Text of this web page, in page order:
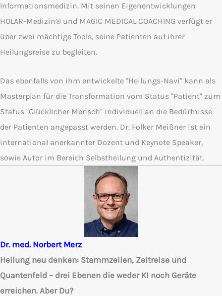
Informationsmedizin. Mit seinen Eigenentwicklungen
HOLAR-Medizin® und MAGIC MEDICAL COACHING verfügt er
über zwei mächtige Tools, seine Patienten auf ihrer
Heilungsreise zu begleiten.
Das ebenfalls von ihm entwickelte "Heilungs-Navi" kann als
Masterplan für die Transformation vom Status "Patient" zum
Status "Glücklicher Mensch" individuell an die Bedürfnisse
der Patienten angepasst werden. Dr. Folker Meißner ist ein
international anerkannter Dozent und Keynote Speaker,
sowie Autor im Bereich Selbstheilung und Authentizität.
Dr. med. Norbert Merz
Heilung neu denken: Stammzellen, Zeitreise und
Quantenfeld – drei Ebenen die weder KI noch Geräte
erreichen. Aber Du?